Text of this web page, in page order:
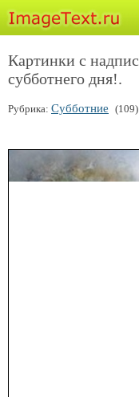
Картинки с
субботнего дня!.
Рубрика: Субботние (109)